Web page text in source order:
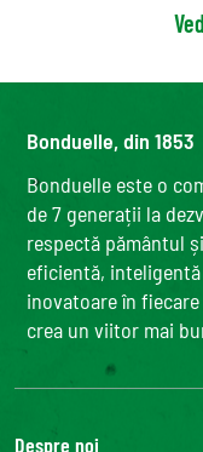
Bonduelle, din 1853
Bonduelle este o
de 7 generații la
respectă pământul
eficientă,
inovatoare în
crea un viitor mai
Despre noi